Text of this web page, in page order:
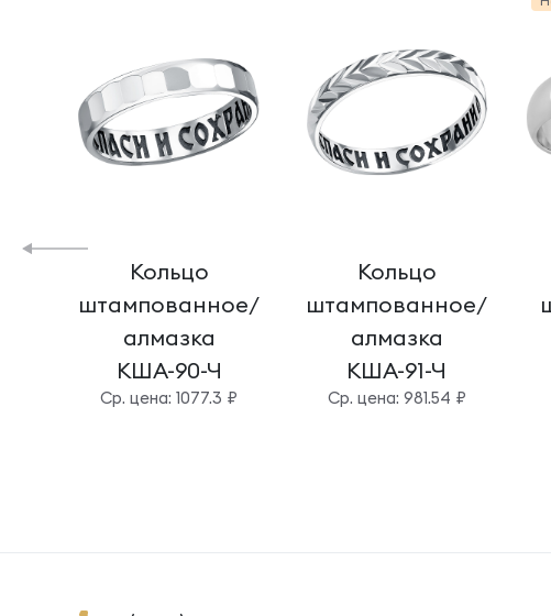
Кольцо
штампованное/
алмазка
КША-90-Ч
Cр. цена: 1077.3 ₽
Кольцо
штампованное/
алмазка
КША-91-Ч
Cр. цена: 981.54 ₽